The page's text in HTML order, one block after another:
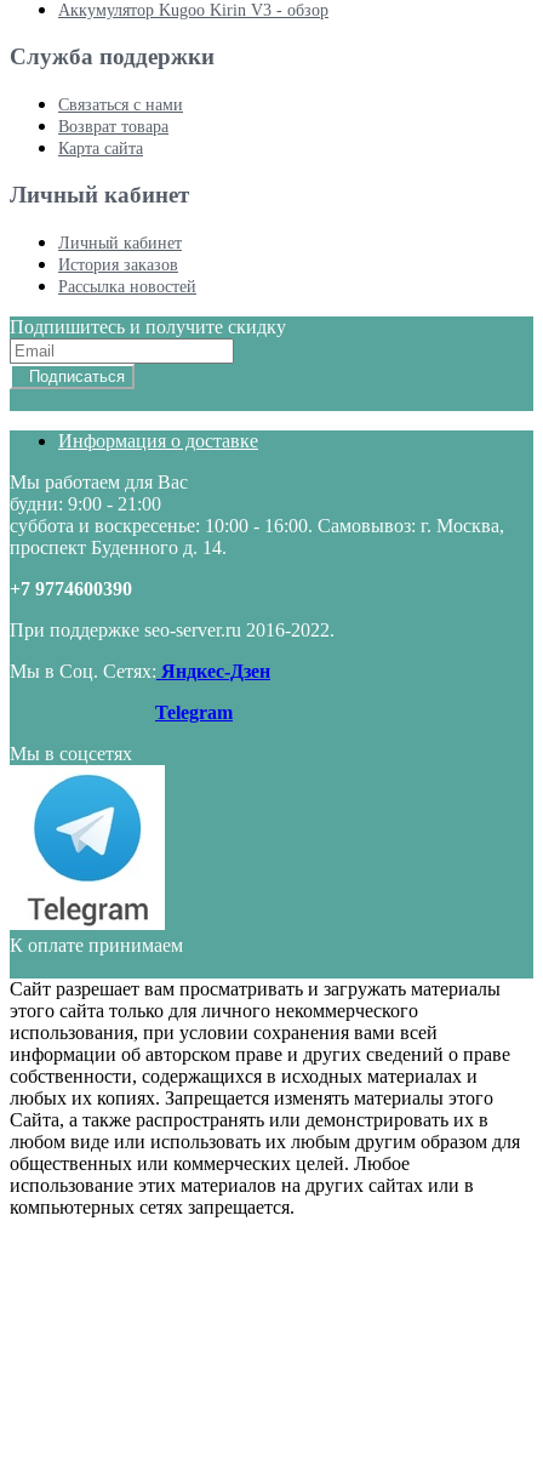
Аккумулятор Kugoo Kirin V3 - обзор
Служба поддержки
Связаться с нами
Возврат товара
Карта сайта
Личный кабинет
Личный кабинет
История заказов
Рассылка новостей
Подпишитесь и получите скидку
Подписаться
Информация о доставке
Мы работаем для Вас
будни: 9:00 - 21:00
суббота и воскресенье: 10:00 - 16:00. Самовывоз: г. Москва,
проспект Буденного д. 14.
+7 9774600390
При поддержке seo-server.ru 2016-2022.
Мы в Соц. Сетях: Яндкес-Дзен
Telegram
Мы в соцсетях
К оплате принимаем
Сайт разрешает вам просматривать и загружать материалы
этого сайта только для личного некоммерческого
использования, при условии сохранения вами всей
информации об авторском праве и других сведений о праве
собственности, содержащихся в исходных материалах и
любых их копиях. Запрещается изменять материалы этого
Сайта, а также распространять или демонстрировать их в
любом виде или использовать их любым другим образом для
общественных или коммерческих целей. Любое
использование этих материалов на других сайтах или в
компьютерных сетях запрещается.